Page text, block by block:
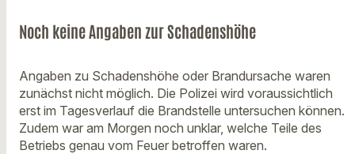
Noch keine Angaben zur Schadenshöhe
Angaben zu Schadenshöhe oder Brandursache waren
zunächst nicht möglich. Die Polizei wird voraussichtlich
erst im Tagesverlauf die Brandstelle untersuchen können.
Zudem war am Morgen noch unklar, welche Teile des
Betriebs genau vom Feuer betroffen waren.